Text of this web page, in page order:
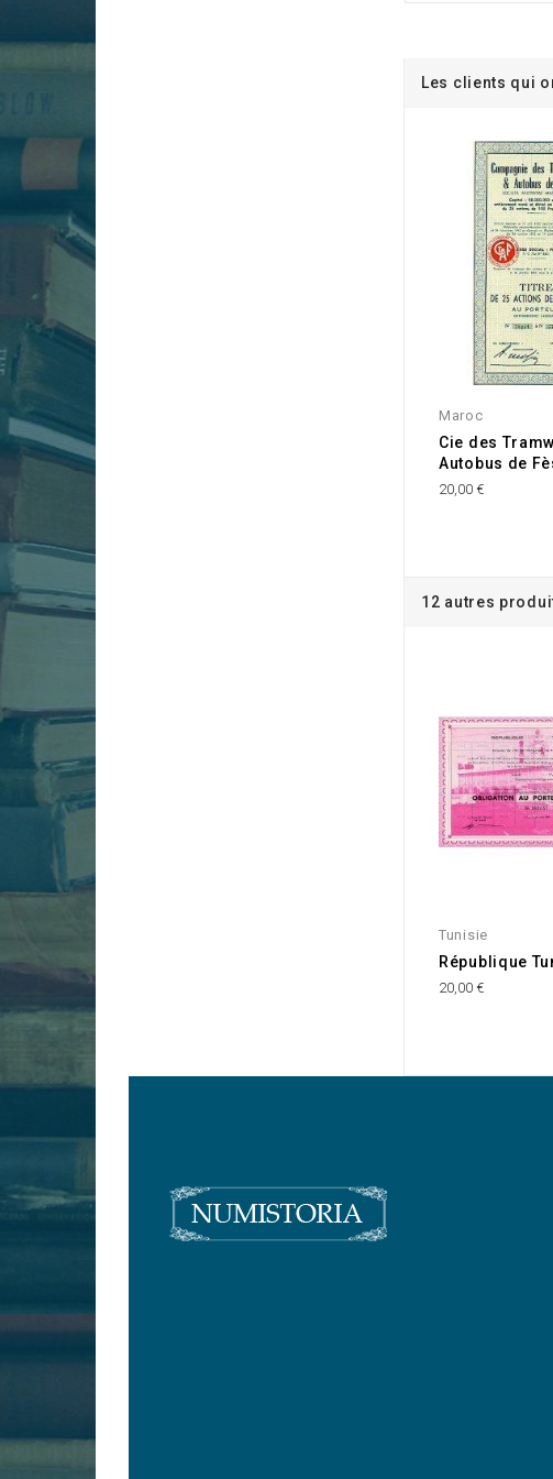
Les clients qui
Maroc
Cie des
Autobus de
20,00 €
12 autres
Tunisie
République
20,00 €